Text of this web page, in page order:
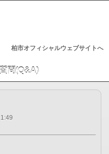
柏市オフィシャルウェブサイトへ